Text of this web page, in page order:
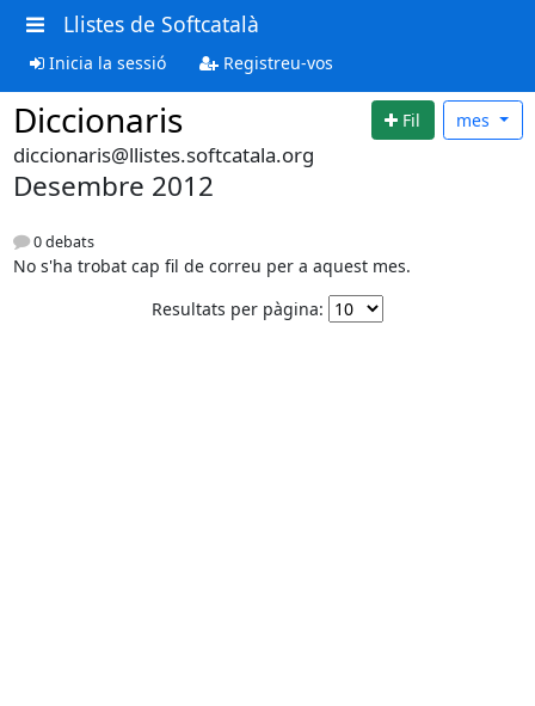
Llistes de Softcatalà
Inicia la sessió Registreu-vos
Diccionaris Fil mes
diccionaris@llistes.softcatala.org
Desembre 2012
0 debats
No s'ha trobat cap fil de correu per a aquest mes.
Resultats per pàgina: